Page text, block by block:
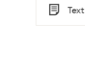
Tid
Typ
Text